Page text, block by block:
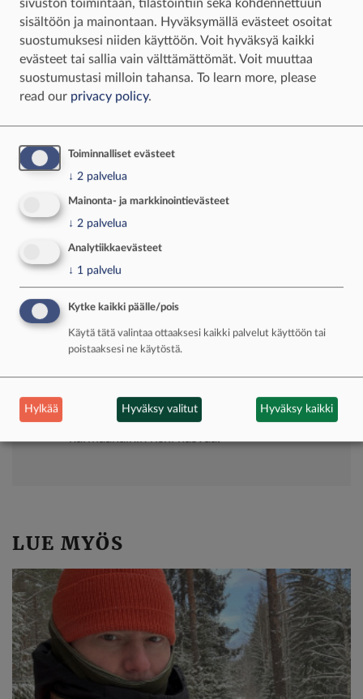
henkilöllä on silmäsairauksia, näön tarkistaa
lääkäri.
– Näkö kannattaa tarkastaa 2–3 vuoden välein,
tai sen mukaan, mitä on lääkäri tai optikko
– Oman näön heikkeneminen tapahtuu
pikkuhiljaa. Sitä ei huomaa helposti.
INFO
Näkökyvyn ikävaiheet
Kasvuikä: näönvaihtelu voi olla voimakasta.
Aikuisikä: 45-vuotiaasta alkaen aikuisnäön
kausi, lähinäkö voi alkaa heiketä.
Eläkeikä: silmäsairauksien kuten
LUE MYÖS
sivuston toimintaan, tilastointiin sekä kohdennettuun
sisältöön ja mainontaan. Hyväksymällä evästeet osoitat
suostumuksesi niiden käyttöön. Voit hyväksyä kaikki
evästeet tai sallia vain välttämättömät. Voit muuttaa
suostumustasi milloin tahansa. To learn more, please
read our privacy policy.
Toiminnalliset evästeet
↓ 2 palvelua
Mainonta- ja markkinointievästeet
↓ 2 palvelua
Analytiikkaevästeet
↓ 1 palvelu
Kytke kaikki päälle/pois
Käytä tätä valintaa ottaaksesi kaikki palvelut käyttöön tai
poistaaksesi ne käytöstä.
Hylkää Hyväksy valitut Hyväksy kaikki